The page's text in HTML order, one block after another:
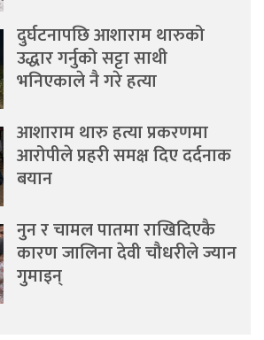
दुर्घटनापछि आशाराम थारुको
उद्धार गर्नुको सट्टा साथी
भनिएकाले नै गरे हत्या
आशाराम थारु हत्या प्रकरणमा
आरोपीले प्रहरी समक्ष दिए दर्दनाक
बयान
नुन र चामल पातमा राखिदिएकै
कारण जालिना देवी चौधरीले ज्यान
गुमाइन्